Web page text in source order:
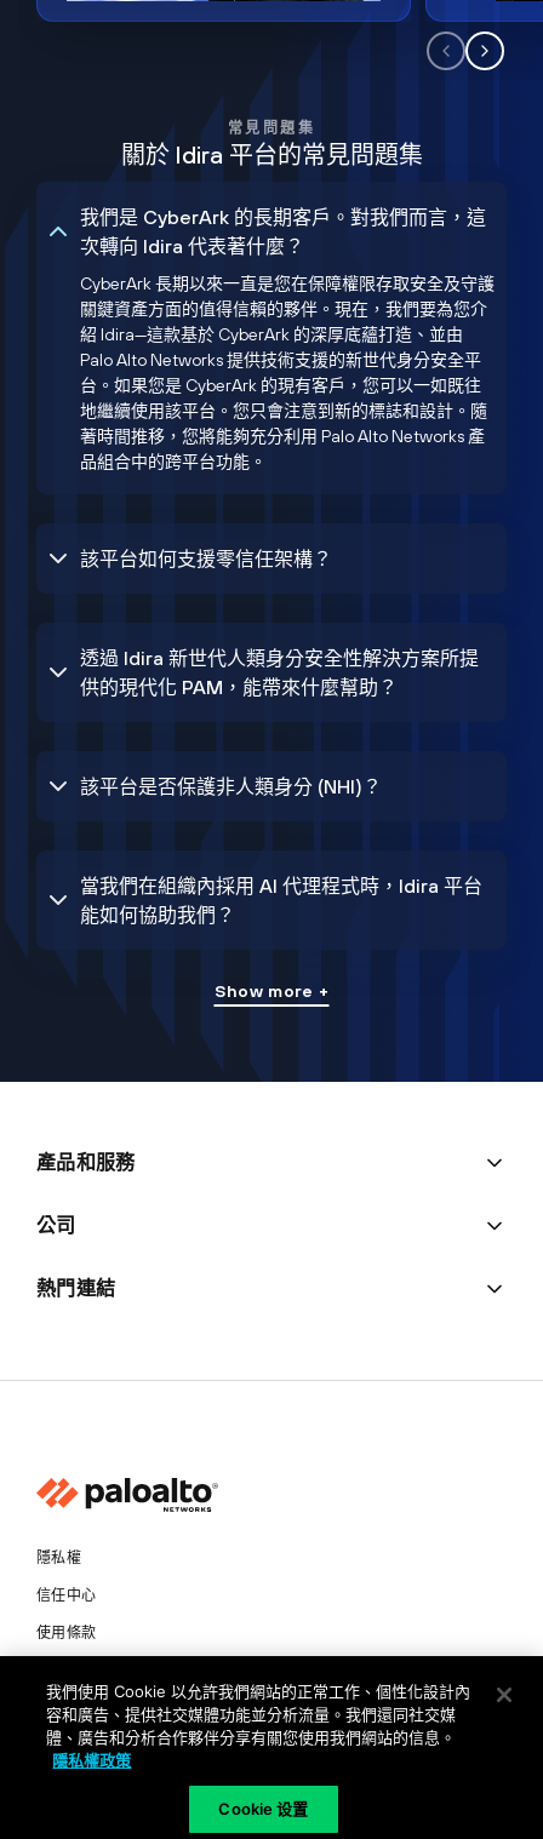
常見問題集
關於 Idira 平台的常見問題集
我們是 CyberArk 的長期客戶。對我們而言，這
次轉向 Idira 代表著什麼？
CyberArk 長期以來一直是您在保障權限存取安全及守護
關鍵資產方面的值得信賴的夥伴。現在，我們要為您介
紹 Idira—這款基於 CyberArk 的深厚底蘊打造、並由
Palo Alto Networks 提供技術支援的新世代身分安全平
台。如果您是 CyberArk 的現有客戶，您可以一如既往
地繼續使用該平台。您只會注意到新的標誌和設計。隨
著時間推移，您將能夠充分利用 Palo Alto Networks 產
品組合中的跨平台功能。
該平台如何支援零信任架構？
透過 Idira 新世代人類身分安全性解決方案所提
供的現代化 PAM，能帶來什麼幫助？
該平台是否保護非人類身分 (NHI)？
當我們在組織內採用 AI 代理程式時，Idira 平台
能如何協助我們？
Show more +
產品和服務
公司
熱門連結
隱私權
信任中心
使用條款
Copyright © 2026 Palo Alto Networks. All Rights Reserved
我們使用 Cookie 以允許我們網站的正常工作、個性化設計內
容和廣告、提供社交媒體功能並分析流量。我們還同社交媒
體、廣告和分析合作夥伴分享有關您使用我們網站的信息。
隱私權政策
Cookie 设置